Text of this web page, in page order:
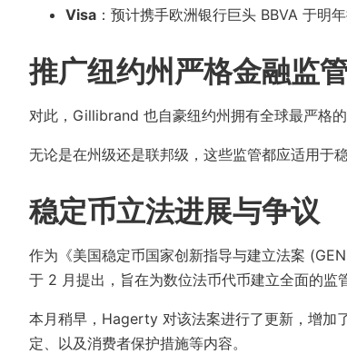
Visa ：预计携手欧洲银行巨头 BBVA 于明
推广纽约州严格金融监
对此，Gillibrand 也自豪纽约州拥有全球最严格
无论是在州级还是联邦级，这些监管都应适用于
稳定币立法进展与争议
作为《美国稳定币国家创新指导与建立法案
于 2 月提出，旨在为数位法币代币建立全面的监
本月稍早，Hagerty 对该法案进行了更新，增加
定、以及消费者保护措施等内容。